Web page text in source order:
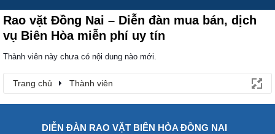
Rao vặt Đồng Nai – Diễn đàn mua bán, dịch
vụ Biên Hòa miễn phí uy tín
Thành viên này chưa có nội dung nào mới.
Trang chủ Thành viên
DIỄN ĐÀN RAO VẶT BIÊN HÒA ĐỒNG NAI